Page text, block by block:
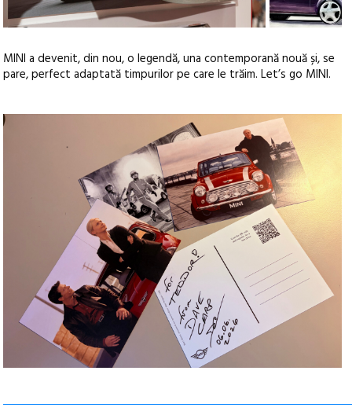
MINI a devenit, din nou, o legendă, una contemporană nouă și, se
pare, perfect adaptată timpurilor pe care le trăim. Let’s go MINI.